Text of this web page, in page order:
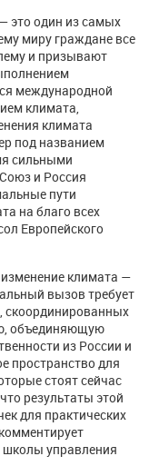
это один из самых
миру граждане все
и призывают
международной
климата,
климата
под названием
сильными
и Россия
пути
на благо всех
Европейского
климата —
вызов требует
скоординированных
объединяющую
из России и
пространство для
стоят сейчас
результаты этой
для практических
школы управления